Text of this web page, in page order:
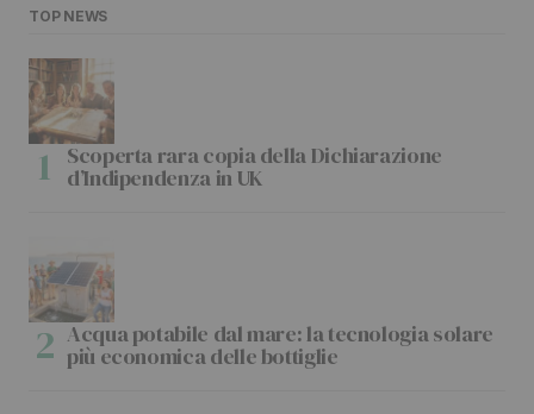
TOP NEWS
Scoperta rara copia della Dichiarazione
d’Indipendenza in UK
Acqua potabile dal mare: la tecnologia solare
più economica delle bottiglie